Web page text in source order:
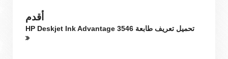
أقدم
تحميل تعريف طابعة HP Deskjet Ink Advantage 3546